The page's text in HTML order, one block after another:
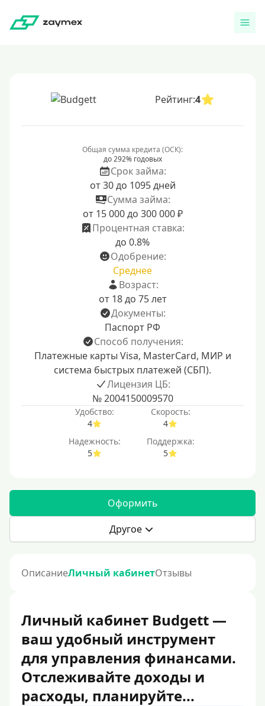
Рейтинг:4
Общая сумма кредита (ОСК):
до 292% годовых
Срок займа:
от 30 до 1095 дней
Сумма займа:
от 15 000 до 300 000 ₽
Процентная ставка:
до 0.8%
Одобрение:
Среднее
Возраст:
от 18 до 75 лет
Документы:
Паспорт РФ
Способ получения:
Платежные карты Visa, MasterCard, МИР и
система быстрых платежей (СБП).
Лицензия ЦБ:
№ 2004150009570
Удобство:
4
Скорость:
4
Надежность:
5
Поддержка:
5
Оформить
Другое
ОписаниеЛичный кабинетОтзывы
Личный кабинет Budgett —
ваш удобный инструмент
для управления финансами.
Отслеживайте доходы и
расходы, планируйте...